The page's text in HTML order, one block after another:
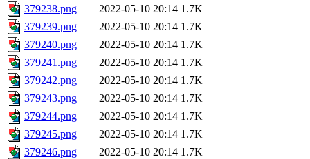
379238.png
2022-05-10 20:14 1.7K
379239.png
2022-05-10 20:14 1.7K
379240.png
2022-05-10 20:14 1.7K
379241.png
2022-05-10 20:14 1.7K
379242.png
2022-05-10 20:14 1.7K
379243.png
2022-05-10 20:14 1.7K
379244.png
2022-05-10 20:14 1.7K
379245.png
2022-05-10 20:14 1.7K
379246.png
2022-05-10 20:14 1.7K